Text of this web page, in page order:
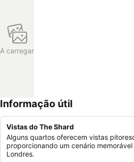
A carregar
Informação útil
Vistas do The Shard
Alguns quartos oferecem vistas
proporcionando um cenário
Londres.